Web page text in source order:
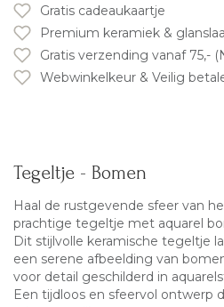
Gratis cadeaukaartje
Premium keramiek &
Gratis verzending vanaf 75,-
Webwinkelkeur & Veilig
Tegeltje - Bomen
Haal de rustgevende sfeer van
prachtige tegeltje met aquarel
Dit stijlvolle keramische tegeltje
een serene afbeelding van
voor detail geschilderd in
Een tijdloos en sfeervol ontwerp